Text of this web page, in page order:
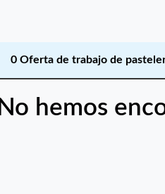
0 Oferta de trabajo de
No hemos